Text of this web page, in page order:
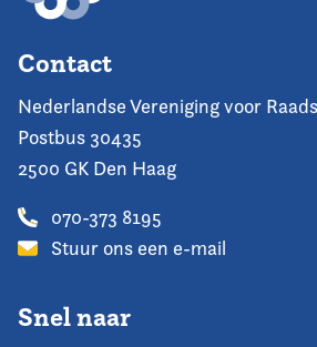
Contact
Nederlandse Vereniging voor
Postbus 30435
2500 GK Den Haag
070-373 8195
Stuur ons een e-mail
Snel naar